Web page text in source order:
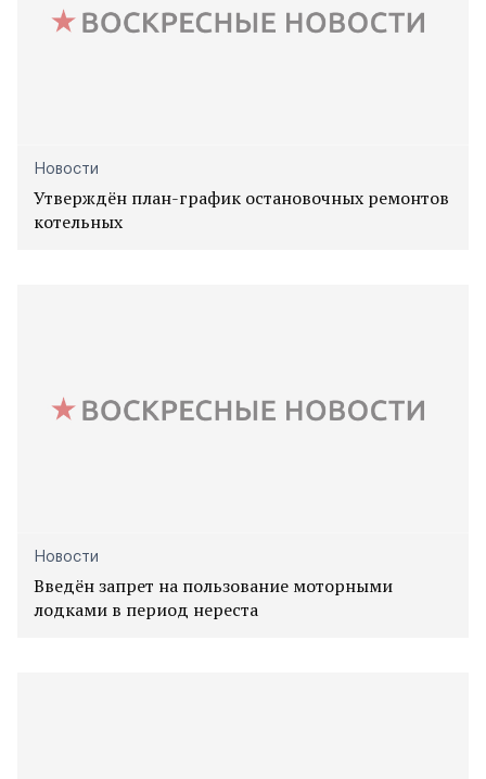
Новости
Утверждён план-график остановочных ремонтов
котельных
Новости
Введён запрет на пользование моторными
лодками в период нереста